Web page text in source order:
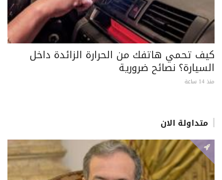
كيف تحمي هاتفك من الحرارة الزائدة داخل
السيارة؟ نصائح ضرورية
منذ 14 ساعة
متداولة الان